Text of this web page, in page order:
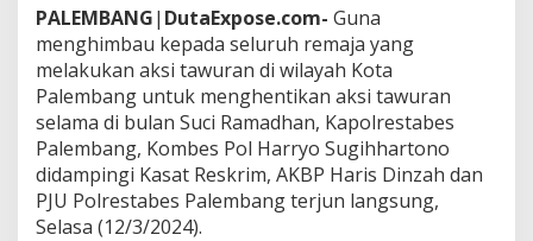
e
P
a
l
e
m
b
a
n
PALEMBANG| DutaExpose.com- Guna
menghimbau kepada seluruh remaja yang
melakukan aksi tawuran di wilayah Kota
Palembang untuk menghentikan aksi tawuran
selama di bulan Suci Ramadhan, Kapolrestabes
Palembang, Kombes Pol Harryo Sugihhartono
didampingi Kasat Reskrim, AKBP Haris Dinzah dan
PJU Polrestabes Palembang terjun langsung,
Selasa (12/3/2024).